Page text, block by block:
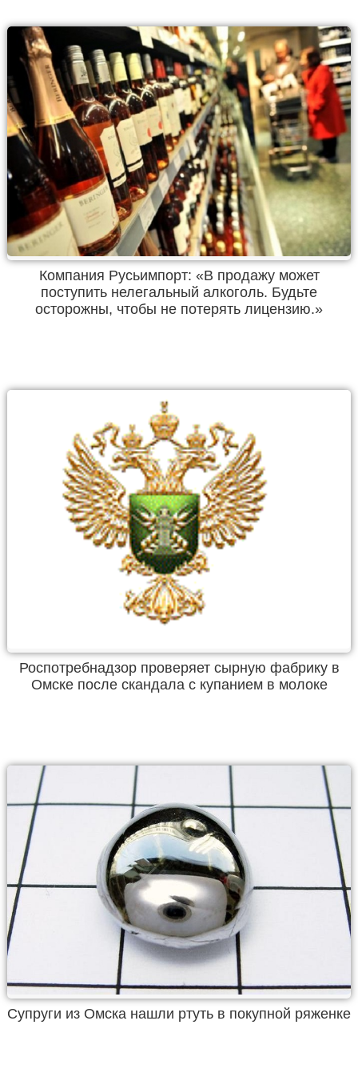
Компания Русьимпорт: «В продажу может
поступить нелегальный алкоголь. Будьте
осторожны, чтобы не потерять лицензию.»
Роспотребнадзор проверяет сырную фабрику в
Омске после скандала с купанием в молоке
Супруги из Омска нашли ртуть в покупной ряженке